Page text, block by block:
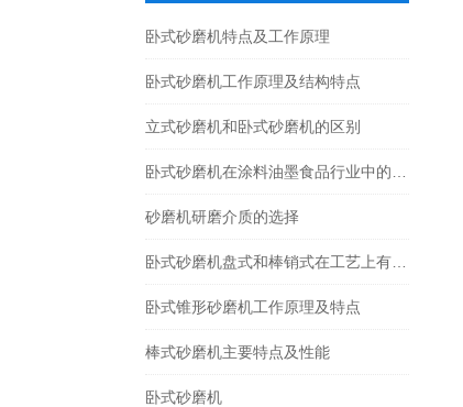
卧式砂磨机特点及工作原理
卧式砂磨机工作原理及结构特点
立式砂磨机和卧式砂磨机的区别
砂磨机研磨介质的选择
卧式锥形砂磨机工作原理及特点
棒式砂磨机主要特点及性能
卧式砂磨机